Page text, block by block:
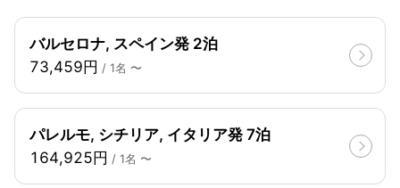
バルセロナ, スペイン発 2泊
73,459円 / 1名 〜
パレルモ, シチリア, イタリア発 7泊
164,925円 / 1名 〜